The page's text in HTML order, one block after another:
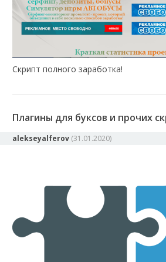
Скрипт полного заработка!
Плагины для буксов и прочих
alekseyalferov (31.01.2020)